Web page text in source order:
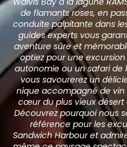
de flamants roses, en
conduite palpitante dans
guides experts vous
aventure sûre et
optiez pour une
autonomie ou un safari de
vous savourerez un
nique accompagné de vin
cœur du plus vieux désert
Découvrez pourquoi nous
référence pour les
Sandwich Harbour et